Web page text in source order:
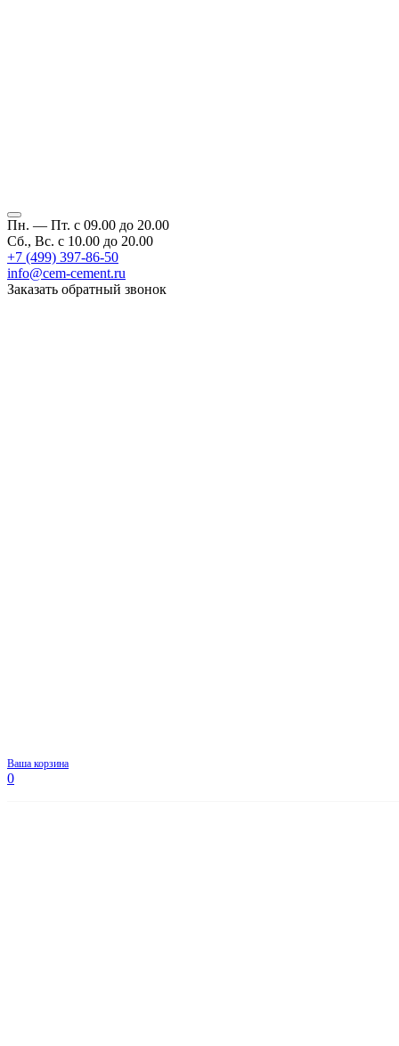
Пн. — Пт. с 09.00 до 20.00
Сб., Вс. с 10.00 до 20.00
+7 (499) 397-86-50
info@cem-cement.ru
Заказать обратный звонок
Ваша корзина
0